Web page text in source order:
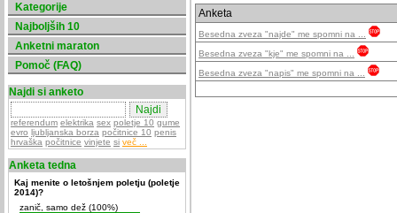
Kategorije
Najboljših 10
Anketni maraton
Pomoč (FAQ)
Najdi si anketo
referendum elektrika sex poletje 10 gume
evro ljubljanska borza počitnice 10 penis
hrvaška počitnice vinjete si več ...
Anketa tedna
Kaj menite o letošnjem poletju (poletje
2014)?
zanič, samo dež (100%)
Anketa
Besedna zveza "najde" me spomni na ...
Besedna zveza "kje" me spomni na ...
Besedna zveza "napis" me spomni na ...